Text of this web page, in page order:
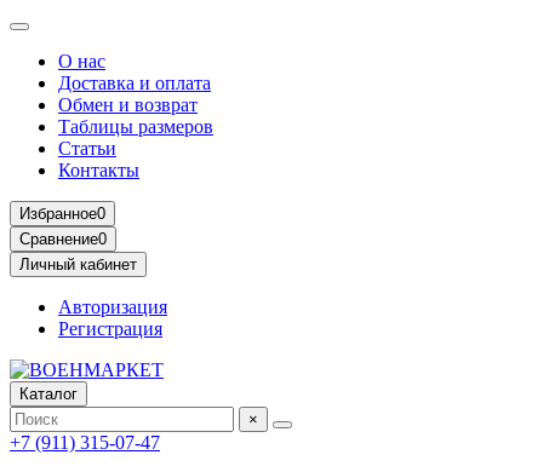
О нас
Доставка и оплата
Обмен и возврат
Таблицы размеров
Статьи
Контакты
Избранное0
Сравнение0
Личный кабинет
Авторизация
Регистрация
Каталог
×
+7 (911) 315-07-47